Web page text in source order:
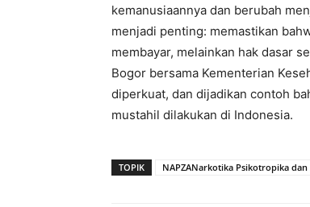
kemanusiaannya dan berubah
menjadi penting: memastikan
membayar, melainkan hak dasar
Bogor bersama Kementerian
diperkuat, dan dijadikan contoh
mustahil dilakukan di Indonesia.
TOPIK NAPZANarkotika Psikotropika